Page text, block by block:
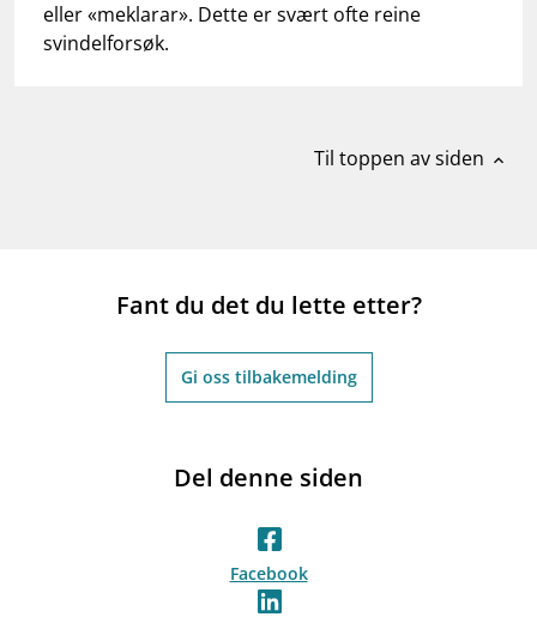
eller «meklarar». Dette er svært ofte reine
svindelforsøk.
Til toppen av siden expand_less
Fant du det du lette etter?
Gi oss tilbakemelding
Del denne siden
Facebook